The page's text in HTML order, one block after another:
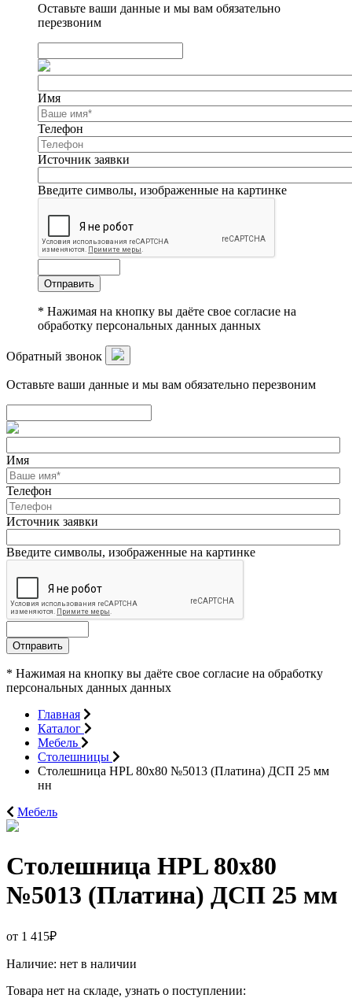
Оставьте ваши данные и мы вам обязательно
перезвоним
Имя
Телефон
Источник заявки
Введите символы, изображенные на картинке
Отправить
* Нажимая на кнопку вы даёте свое согласие на
обработку персональных данных данных
Обратный звонок
Оставьте ваши данные и мы вам обязательно перезвоним
Имя
Телефон
Источник заявки
Введите символы, изображенные на картинке
Отправить
* Нажимая на кнопку вы даёте свое согласие на обработку
персональных данных данных
Главная
Каталог
Мебель
Столешницы
Столешница HPL 80х80 №5013 (Платина) ДСП 25 мм
нн
Мебель
Столешница HPL 80х80
№5013 (Платина) ДСП 25 мм
от 1 415₽
Наличие: нет в наличии
Товара нет на складе, узнать о поступлении: